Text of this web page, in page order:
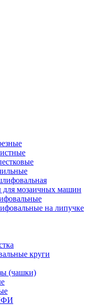
для мозаичных машин
на липучке
круги
(чашки)